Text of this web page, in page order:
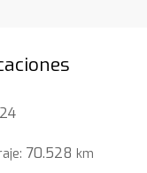
70.528 km